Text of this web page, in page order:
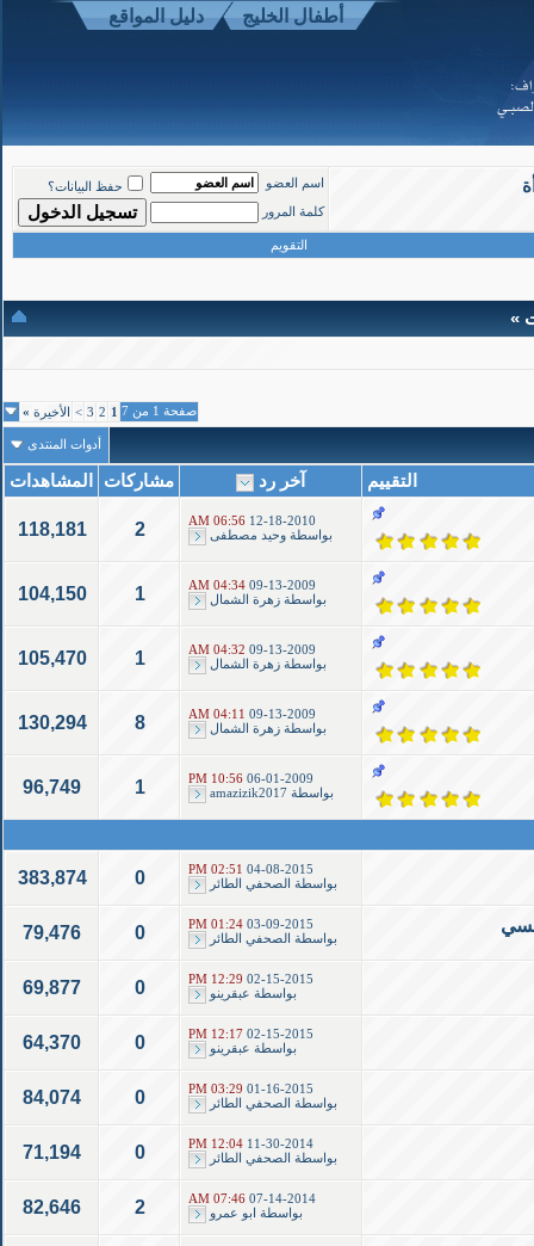
أطفال الخليج دليل المواقع
اسم العضو
حفظ البيانات؟
كلمة المرور
التقويم
»
صفحة 1 من 7 1
2
3
> الأخيرة »
أدوات المنتدى
التقييم آخر رد مشاركات المشاهدات
12-18-2010
06:56 AM
بواسطة وحيد مصطفى 2
118,181
09-13-2009
04:34 AM
بواسطة زهرة الشمال 1
104,150
09-13-2009
04:32 AM
بواسطة زهرة الشمال 1
105,470
09-13-2009
04:11 AM
بواسطة زهرة الشمال 8
130,294
06-01-2009
10:56 PM
بواسطة amazizik2017
1
96,749
04-08-2015
02:51 PM
بواسطة
الصحفي الطائر 0
383,874
03-09-2015
01:24 PM
بواسطة
الصحفي الطائر 0
79,476
02-15-2015
12:29 PM
بواسطة عبقرينو 0
69,877
02-15-2015
12:17 PM
بواسطة عبقرينو 0
64,370
01-16-2015
03:29 PM
بواسطة
الصحفي الطائر 0
84,074
11-30-2014
12:04 PM
بواسطة
الصحفي الطائر 0
71,194
07-14-2014
07:46 AM
بواسطة
ابو عمرو 2
82,646